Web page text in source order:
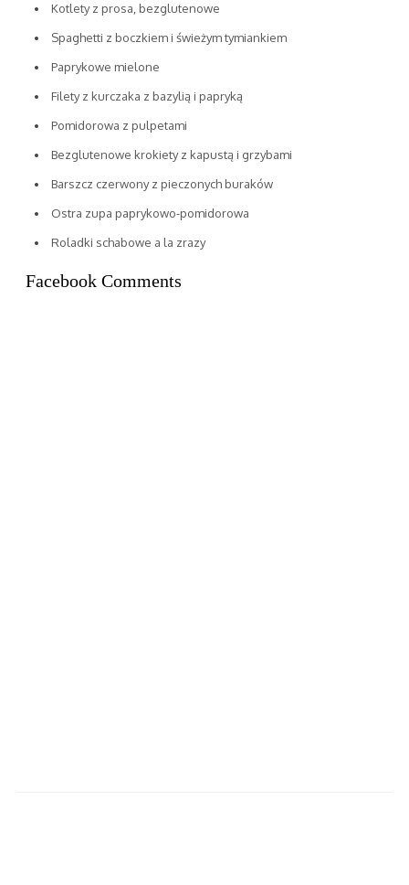
Kotlety z prosa, bezglutenowe
Spaghetti z boczkiem i świeżym tymiankiem
Paprykowe mielone
Filety z kurczaka z bazylią i papryką
Pomidorowa z pulpetami
Bezglutenowe krokiety z kapustą i grzybami
Barszcz czerwony z pieczonych buraków
Ostra zupa paprykowo-pomidorowa
Roladki schabowe a la zrazy
Facebook Comments